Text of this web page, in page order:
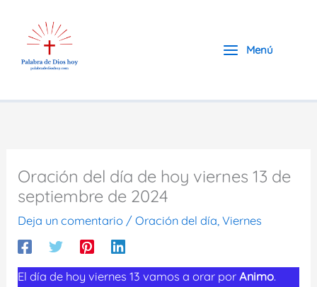
contenido
Menú
Oración del día de hoy viernes 13 de
septiembre de 2024
Deja un comentario /Oración del día,Viernes
El día de hoy viernes 13 vamos a orar porAnimo.